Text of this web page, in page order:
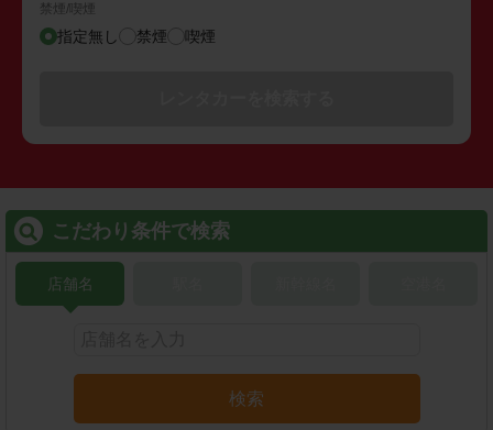
禁煙/喫煙
指定無し 禁煙 喫煙
こだわり条件で検索
店舗名
検索